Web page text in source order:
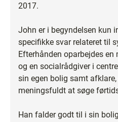
2017.
John er i begyndelsen kun
specifikke svar relateret til
Efterhånden oparbejdes
og en socialrådgiver i
sin egen bolig samt
meningsfuldt at søge
Han falder godt til i sin